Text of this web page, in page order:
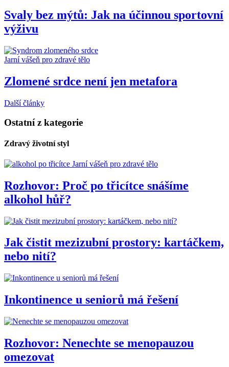
Svaly bez mýtů: Jak na účinnou sportovní
výživu
Jarní vášeň pro zdravé tělo
Zlomené srdce není jen metafora
Další články
Ostatní z kategorie
Zdravý životní styl
Jarní vášeň pro zdravé tělo
Rozhovor: Proč po třicítce snášíme
alkohol hůř?
Jak čistit mezizubní prostory: kartáčkem,
nebo nití?
Inkontinence u seniorů má řešení
Rozhovor: Nenechte se menopauzou
omezovat